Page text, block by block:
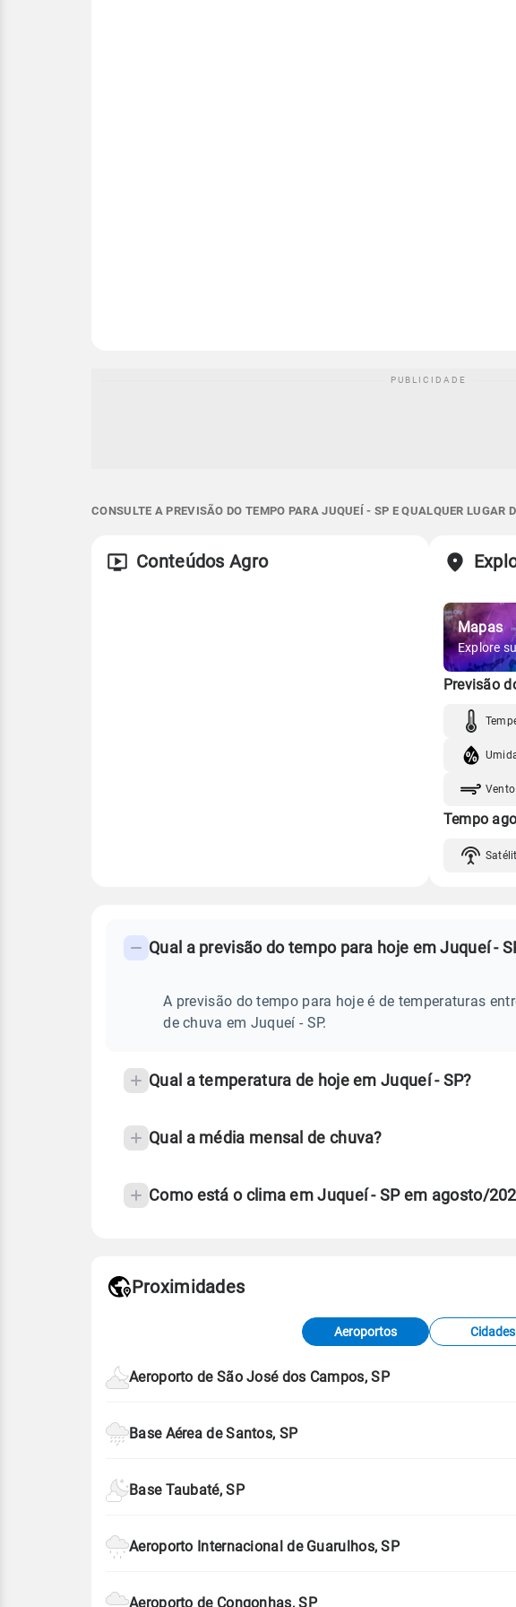
CONSULTE A PREVISÃO DO TEMPO PARA JUQUEÍ - SP E QUALQUER LUGAR
Conteúdos Agro
Mapas
Explore
Previsão
Vento
Tempo
PREVISÃO
frequentes
temperatura
Qual a previsão do tempo para hoje em Juqueí -
A previsão do tempo para hoje é de temperaturas
de chuva em Juqueí - SP.
Qual a temperatura de hoje em Juqueí - SP?
Qual a média mensal de chuva?
Como está o clima em Juqueí - SP em agosto/
de Tempo e Estudos Climáticos (CPTEC).
Proximidades
Aeroportos Cidades
Aeroporto de São José dos Campos, SP
Base Aérea de Santos, SP
Base Taubaté, SP
Aeroporto Internacional de Guarulhos, SP
Aeroporto de Congonhas, SP